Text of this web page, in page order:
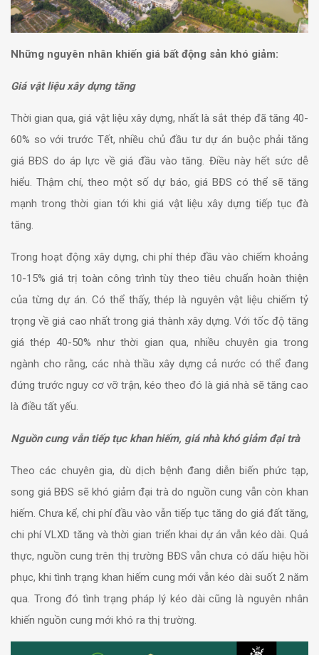
Những nguyên nhân khiến giá bất động sản khó giảm:
Giá vật liệu xây dựng tăng
Thời gian qua, giá vật liệu xây dựng, nhất là sắt thép đã tăng 40-
60% so với trước Tết, nhiều chủ đầu tư dự án buộc phải tăng
giá BĐS do áp lực về giá đầu vào tăng. Điều này hết sức dễ
hiểu. Thậm chí, theo một số dự báo, giá BĐS có thể sẽ tăng
mạnh trong thời gian tới khi giá vật liệu xây dựng tiếp tục đà
tăng.
Trong hoạt động xây dựng, chi phí thép đầu vào chiếm khoảng
10-15% giá trị toàn công trình tùy theo tiêu chuẩn hoàn thiện
của từng dự án. Có thể thấy, thép là nguyên vật liệu chiếm tỷ
trọng về giá cao nhất trong giá thành xây dựng. Với tốc độ tăng
giá thép 40-50% như thời gian qua, nhiều chuyên gia trong
ngành cho rằng, các nhà thầu xây dựng cả nước có thể đang
đứng trước nguy cơ vỡ trận, kéo theo đó là giá nhà sẽ tăng cao
là điều tất yếu.
Nguồn cung vẫn tiếp tục khan hiếm, giá nhà khó giảm đại trà
Theo các chuyên gia, dù dịch bệnh đang diễn biến phức tạp,
song giá BĐS sẽ khó giảm đại trà do nguồn cung vẫn còn khan
hiếm. Chưa kể, chi phí đầu vào vẫn tiếp tục tăng do giá đất tăng,
chi phí VLXD tăng và thời gian triển khai dự án vẫn kéo dài. Quả
thực, nguồn cung trên thị trường BĐS vẫn chưa có dấu hiệu hồi
phục, khi tình trạng khan hiếm cung mới vẫn kéo dài suốt 2 năm
qua. Trong đó tình trạng pháp lý kéo dài cũng là nguyên nhân
khiến nguồn cung mới khó ra thị trường.